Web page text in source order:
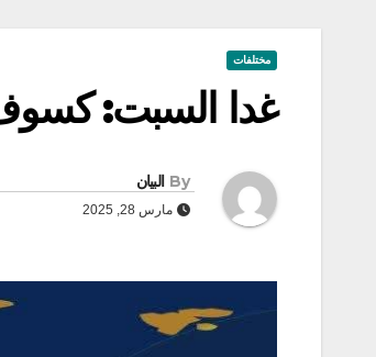
مختلفات
غدا السبت:
By البيان
مارس 28, 2025